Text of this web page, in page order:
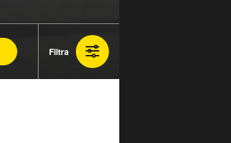
Filtra